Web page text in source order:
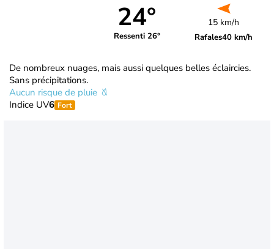
24°
Ressenti 26°
15 km/h
Rafales40 km/h
De nombreux nuages, mais aussi quelques belles éclaircies.
Sans précipitations.
Aucun risque de pluie
Indice UV6 Fort